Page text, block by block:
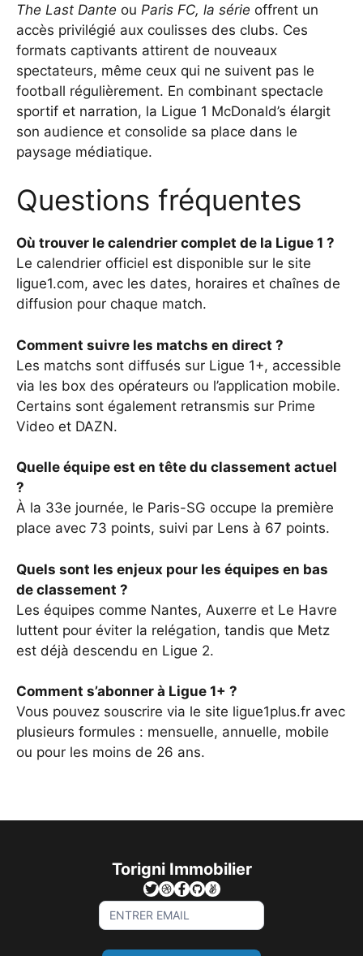
The Last Dante ou Paris FC, la série offrent un
accès privilégié aux coulisses des clubs. Ces
formats captivants attirent de nouveaux
spectateurs, même ceux qui ne suivent pas le
football régulièrement. En combinant spectacle
sportif et narration, la Ligue 1 McDonald’s élargit
son audience et consolide sa place dans le
paysage médiatique.
Questions fréquentes
Où trouver le calendrier complet de la Ligue 1 ?
Le calendrier officiel est disponible sur le site
ligue1.com, avec les dates, horaires et chaînes de
diffusion pour chaque match.
Comment suivre les matchs en direct ?
Les matchs sont diffusés sur Ligue 1+, accessible
via les box des opérateurs ou l’application mobile.
Certains sont également retransmis sur Prime
Video et DAZN.
Quelle équipe est en tête du classement actuel
?
À la 33e journée, le Paris-SG occupe la première
place avec 73 points, suivi par Lens à 67 points.
Quels sont les enjeux pour les équipes en bas
de classement ?
Les équipes comme Nantes, Auxerre et Le Havre
luttent pour éviter la relégation, tandis que Metz
est déjà descendu en Ligue 2.
Comment s’abonner à Ligue 1+ ?
Vous pouvez souscrire via le site ligue1plus.fr avec
plusieurs formules : mensuelle, annuelle, mobile
ou pour les moins de 26 ans.
Torigni Immobilier
Sign
Up
For